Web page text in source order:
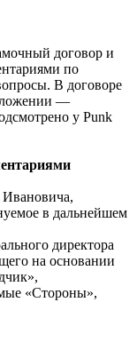
договор и
по
В договоре
—
у Punk
в дальнейшем
директора
на основании
«Стороны»,